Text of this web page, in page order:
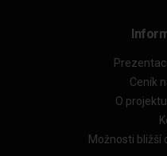
Ceník
O
Možnosti bližší